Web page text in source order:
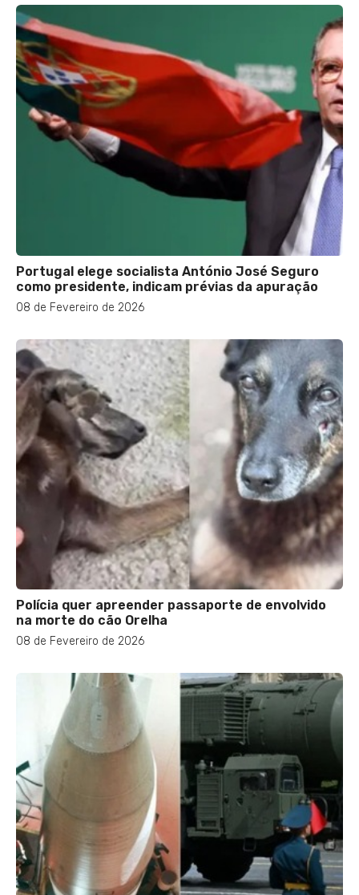
Portugal elege socialista António José Seguro
como presidente, indicam prévias da apuração
08 de Fevereiro de 2026
Polícia quer apreender passaporte de envolvido
na morte do cão Orelha
08 de Fevereiro de 2026